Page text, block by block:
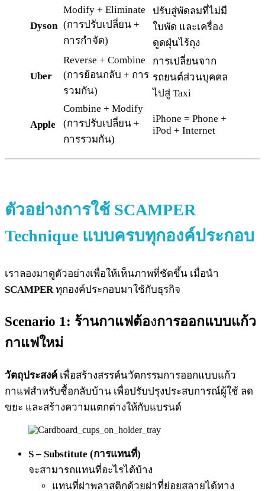
Dyson
Modify + Eliminate
(การปรับเปลี่ยน +
การกำจัด)
ปรับสู่พัดลมที่ไม่มี
ใบพัด และเครื่อง
ดูดฝุ่นไร้ถุง
Uber
Reverse + Combine
(การย้อนกลับ + การ
รวมกัน)
การเปลี่ยนจาก
รถยนต์ส่วนบุคคล
ไปสู่ Taxi
Apple
Combine + Modify
(การปรับเปลี่ยน +
การรวมกัน)
iPhone = Phone +
iPod + Internet
ตัวอย่างการใช้ SCAMPER
Technique แบบครบทุกองค์ประกอบ
เราลองมาดูตัวอย่างเพื่อให้เห็นภาพที่ชัดขึ้น เมื่อนำ
SCAMPER ทุกองค์ประกอบมาใช้กับธุรกิจ
Scenario 1: ร้านกาแฟต้องการออกแบบแก้ว
กาแฟใหม่
วัตถุประสงค์ เพื่อสร้างสรรค์นวัตกรรมการออกแบบแก้ว
กาแฟสำหรับซื้อกลับบ้าน เพื่อปรับปรุงประสบการณ์ผู้ใช้ ลด
ขยะ และสร้างความแตกต่างให้กับแบรนด์
S – Substitute (การแทนที่)
จะสามารถแทนที่อะไรได้บ้าง
แทนที่ฝาพลาสติกด้วยฝาที่ย่อยสลายได้ทาง